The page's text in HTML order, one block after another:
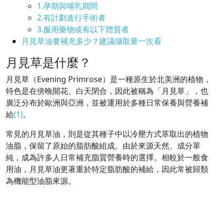
1.孕期與哺乳期間
2.有計劃進行手術者
3.服用藥物或有以下體質者
月見草油要補充多少？建議攝取量一次看
月見草是什麼？
月見草（Evening Primrose）是一種原生於北美洲的植物，
特色是在傍晚開花、白天閉合，因此被稱為「月見草」，也
廣泛分布於歐洲與亞洲，並被運用於多種日常保養與營養補
給(1)。
常見的月見草油，則是從其種子中以冷壓方式萃取出的植物
油脂，保留了原始的脂肪酸組成。由於來源天然、成分單
純，成為許多人日常補充脂質營養時的選擇。相較於一般食
用油，月見草油更著重於特定脂肪酸的補給，因此常被歸類
為機能型油脂來源。